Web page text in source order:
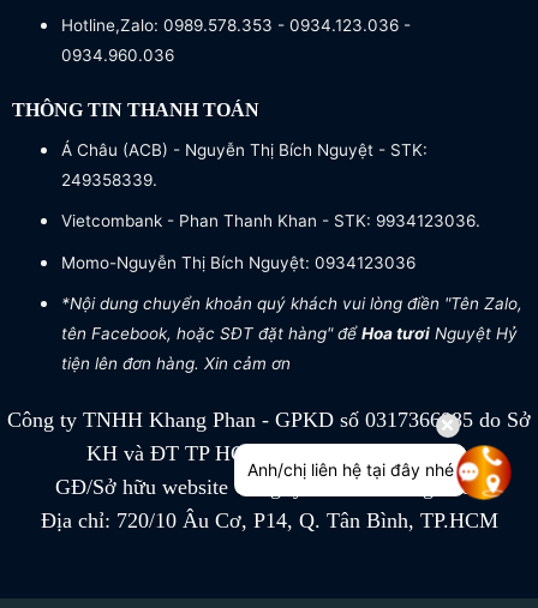
Hotline,Zalo: 0989.578.353 - 0934.123.036 -
0934.960.036
THÔNG TIN THANH TOÁN
Á Châu (ACB) - Nguyễn Thị Bích Nguyệt - STK:
249358339.
Vietcombank - Phan Thanh Khan - STK: 9934123036.
Momo-Nguyễn Thị Bích Nguyệt: 0934123036
*Nội dung chuyển khoản quý khách vui lòng điền "Tên Zalo,
tên Facebook, hoặc SĐT đặt hàng" đểHoa tươiNguyệt Hỷ
tiện lên đơn hàng. Xin cảm ơn
Công ty TNHH Khang Phan - GPKD số 0317366885 do Sở
KH và ĐT TP HCM cấp ngày 04/07/2022
GĐ/Sở hữu website Công ty TNHH Khang Phan
Địa chỉ: 720/10 Âu Cơ, P14, Q. Tân Bình, TP.HCM
Anh/chị liên hệ tại đây nhé